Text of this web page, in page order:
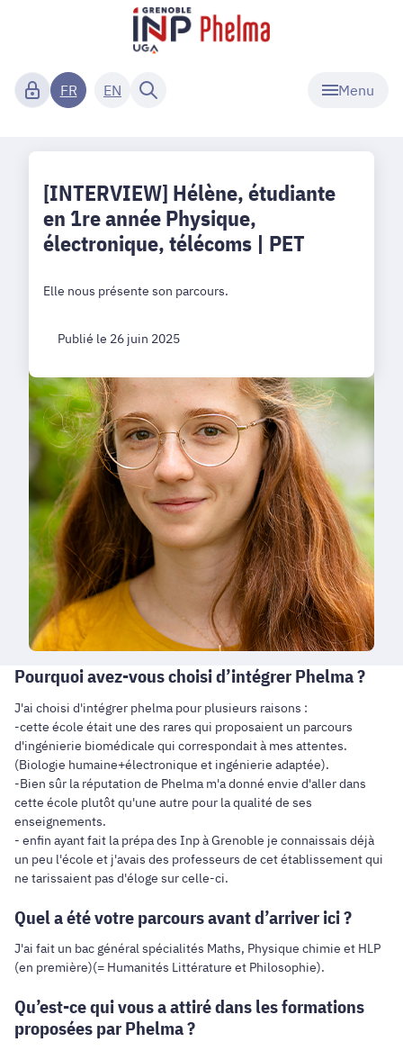
Menu
FR EN
[INTERVIEW] Hélène, étudiante
en 1re année Physique,
électronique, télécoms | PET
Elle nous présente son parcours.
Publié le 26 juin 2025
Pourquoi avez-vous choisi d’intégrer Phelma ?
J'ai choisi d'intégrer phelma pour plusieurs raisons :
-cette école était une des rares qui proposaient un parcours
d'ingénierie biomédicale qui correspondait à mes attentes.
(Biologie humaine+électronique et ingénierie adaptée).
-Bien sûr la réputation de Phelma m'a donné envie d'aller dans
cette école plutôt qu'une autre pour la qualité de ses
enseignements.
- enfin ayant fait la prépa des Inp à Grenoble je connaissais déjà
un peu l'école et j'avais des professeurs de cet établissement qui
ne tarissaient pas d'éloge sur celle-ci.
Quel a été votre parcours avant d’arriver ici ?
J'ai fait un bac général spécialités Maths, Physique chimie et HLP
(en première)(= Humanités Littérature et Philosophie).
Qu’est-ce qui vous a attiré dans les formations
proposées par Phelma ?